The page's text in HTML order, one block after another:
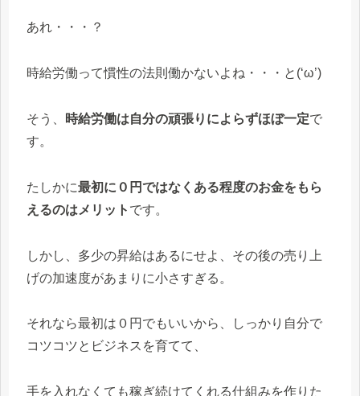
あれ・・・？
時給労働って慣性の法則働かないよね・・・と(‘ω’)
そう、 時給労働は自分の頑張りによらずほぼ一定で
す。
たしかに最初に０円ではなくある程度のお金をもら
えるのはメリット です。
しかし、多少の昇給はあるにせよ、 その後の売り上
げの加速度があまりに小さすぎる。
それなら最初は０円でもいいから、しっかり自分で
コツコツとビジネスを育てて、
手を入れなくても稼ぎ続けてくれる仕組みを作りた